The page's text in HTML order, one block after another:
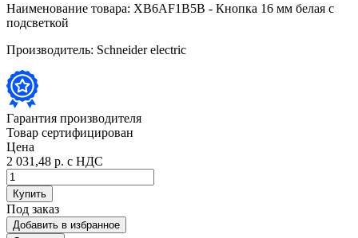
Наименование товара: XB6AF1B5B - Кнопка 16 мм белая с
подсветкой
Производитель: Schneider electric
Гарантия производителя
Товар сертифицирован
Цена
2 031,48 р. с НДС
Купить
Под заказ
Добавить в избранное